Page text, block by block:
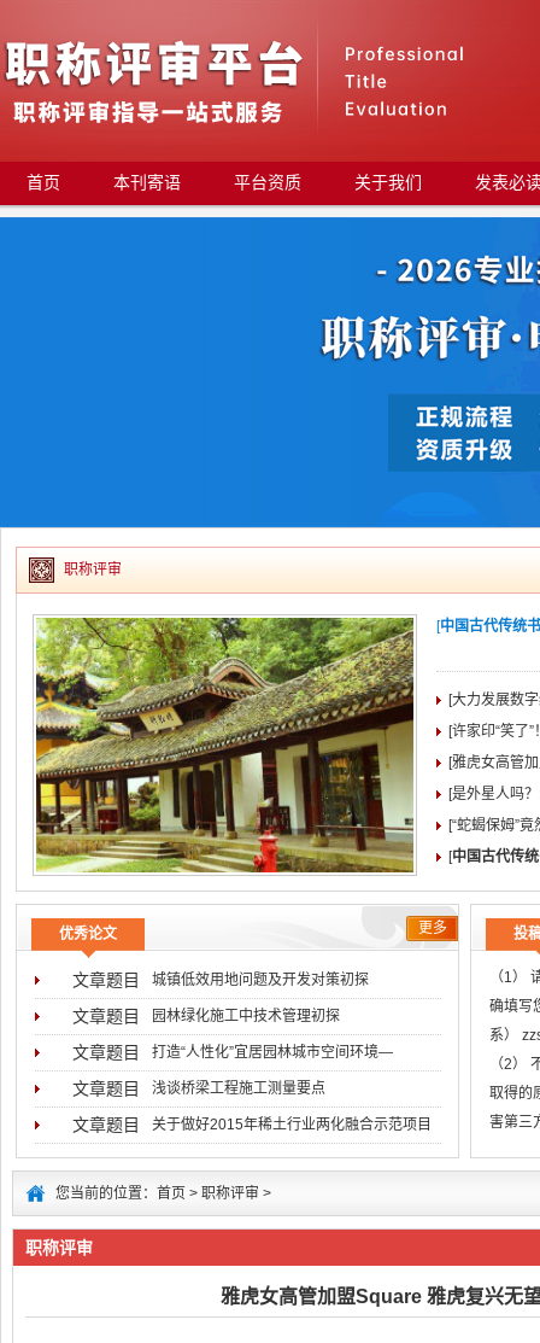
首页 本刊寄语 平台资质 关于我们 发表必
职称评审
[中国古代传统书院
[大力发展数
[许家印“笑了
[雅虎女高管
[是外星人吗
[“蛇蝎保姆”
[中国古代传
优秀论文 更多
城镇低效用地问题及开发对策初探
文章题目
园林绿化施工中技术管理初探
文章题目
打造“人性化”宜居园林城市空间环境―
文章题目
浅谈桥梁工程施工测量要点
文章题目
关于做好2015年稀土行业两化融合示范项目
文章题目
投
（1）
确填写
系）
（2）
取得的
害第三
您当前的位置： 首页 > 职称评审 >
职称评审
雅虎女高管加盟Square 雅虎复兴无